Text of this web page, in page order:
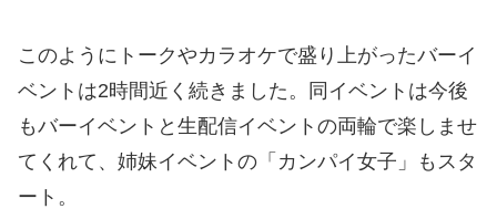
このようにトークやカラオケで盛り上がったバーイ
ベントは2時間近く続きました。同イベントは今後
もバーイベントと生配信イベントの両輪で楽しませ
てくれて、姉妹イベントの「カンパイ女子」もスタ
ート。